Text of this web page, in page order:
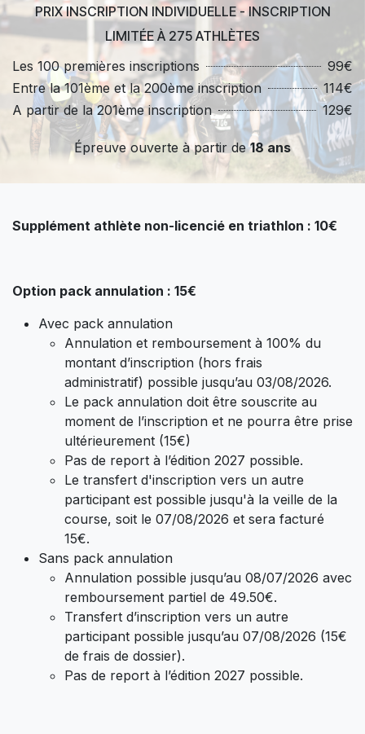
PRIX INSCRIPTION INDIVIDUELLE - INSCRIPTION
LIMITÉE À 275 ATHLÈTES
Les 100 premières inscriptions
99€
Entre la 101ème et la 200ème inscription
114€
A partir de la 201ème inscription
129€
Épreuve ouverte à partir de18 ans
Supplément athlète non-licencié en triathlon : 10€
Option pack annulation : 15€
Avec pack annulation
Annulation et remboursement à 100% du
montant d’inscription (hors frais
administratif) possible jusqu’au 03/08/2026.
Le pack annulation doit être souscrite au
moment de l’inscription et ne pourra être prise
ultérieurement (15€)
Pas de report à l’édition 2027 possible.
Le transfert d'inscription vers un autre
participant est possible jusqu'à la veille de la
course, soit le 07/08/2026 et sera facturé
15€.
Sans pack annulation
Annulation possible jusqu’au 08/07/2026 avec
remboursement partiel de 49.50€.
Transfert d’inscription vers un autre
participant possible jusqu’au 07/08/2026 (15€
de frais de dossier).
Pas de report à l’édition 2027 possible.